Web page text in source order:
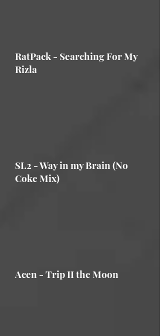
RatPack - Searching For My
Rizla
SL2 - Way in my Brain (No
Coke Mix)
Acen - Trip II the Moon